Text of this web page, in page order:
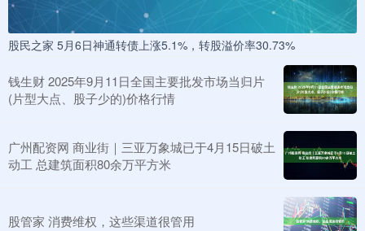
股民之家 5月6日神通转债上涨5.1%，转股溢价率30.73%
钱生财 2025年9月11日全国主要批发市场当归片
(片型大点、股子少的)价格行情
广州配资网 商业街｜三亚万象城已于4月15日破土
动工 总建筑面积80余万平方米
股管家 消费维权，这些渠道很管用